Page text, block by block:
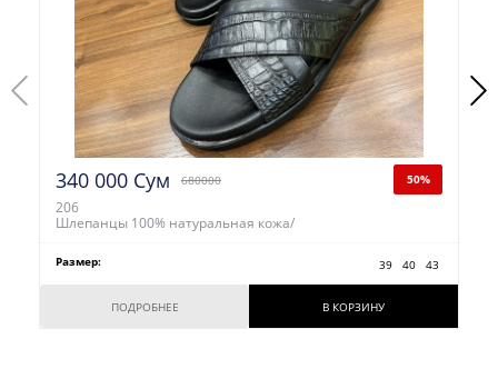
340 000 Сум 680000 50%
206
Шлепанцы 100% натуральная кожа/
Размер: 39 40 43
ПОДРОБНЕЕ В КОРЗИНУ